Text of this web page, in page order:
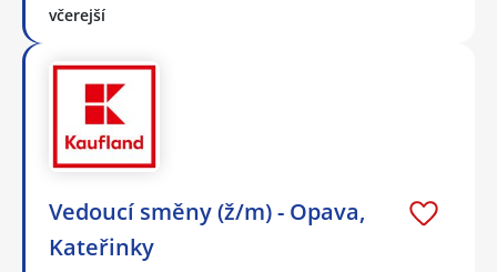
včerejší
Vedoucí směny (ž/m) - Opava,
Kateřinky